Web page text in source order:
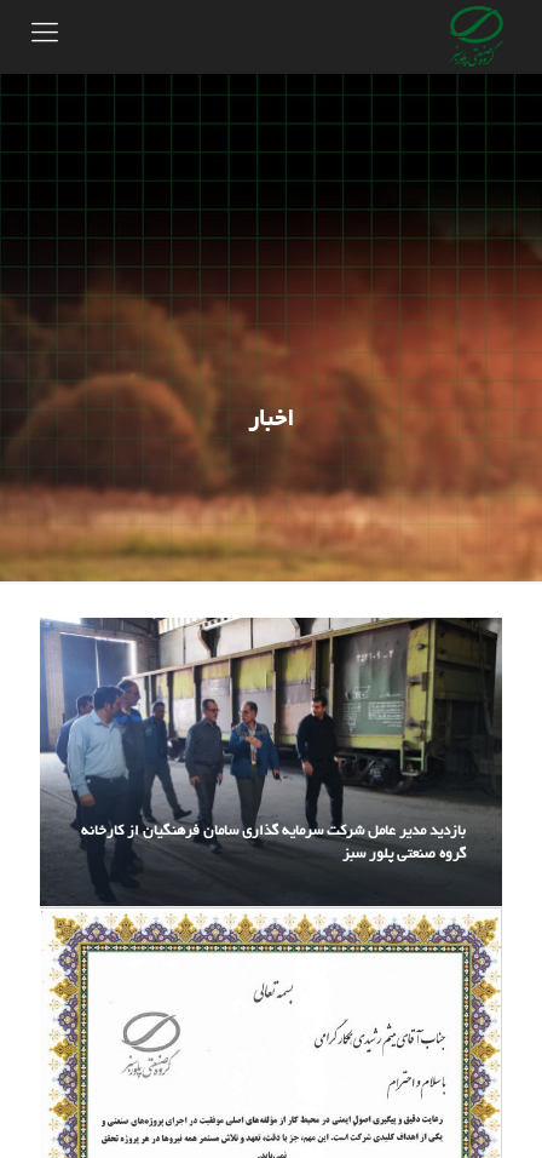
اخبار
بازدید مدیر عامل شرکت سرمایه گذاری سامان فرهنگیان از کارخانه
گروه صنعتی پلور سبز